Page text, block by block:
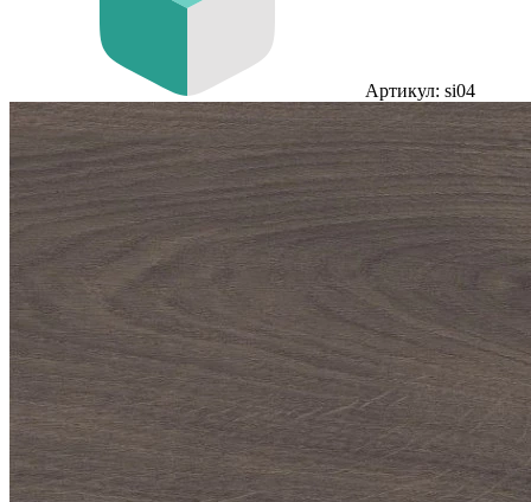
Артикул: si04